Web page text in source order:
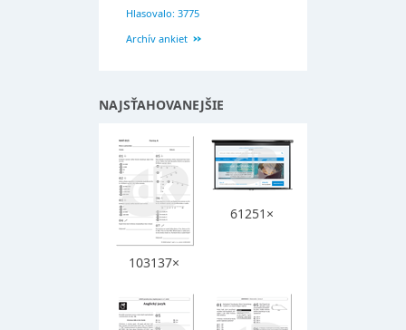
Hlasovalo: 3775
Archív ankiet
NAJSŤAHOVANEJŠIE
103137×
61251×